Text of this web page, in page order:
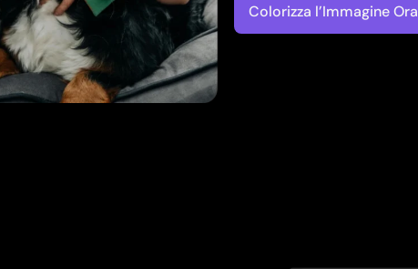
Colorizza l’Immagine Ora